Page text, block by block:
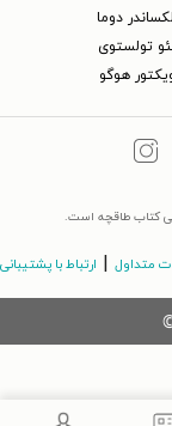
دوما
تولستوی
هوگو
کتاب طاقچه است.
متداول ارتباط با پشتیبانی